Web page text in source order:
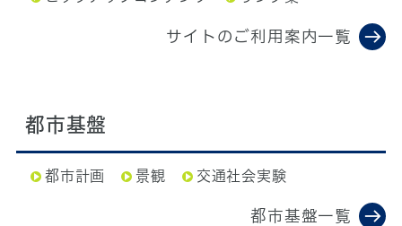
サイトのご利用案内一覧
都市基盤
都市計画 景観 交通社会実験
都市基盤一覧